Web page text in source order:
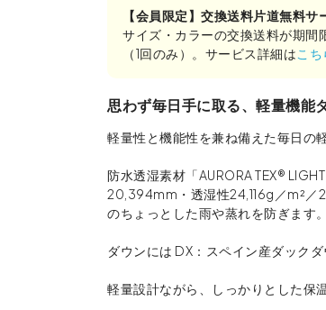
【会員限定】交換送料片道無料サ
サイズ・カラーの交換送料が期間
（1回のみ）。サービス詳細は こち
思わず毎日手に取る、軽量機能
軽量性と機能性を兼ね備えた毎日の
防水透湿素材「AURORA TEX®
20,394mm・透湿性24,116g／m²／
のちょっとした雨や蒸れを防ぎます。
ダウンには DX：スペイン産ダック
軽量設計ながら、しっかりとした保